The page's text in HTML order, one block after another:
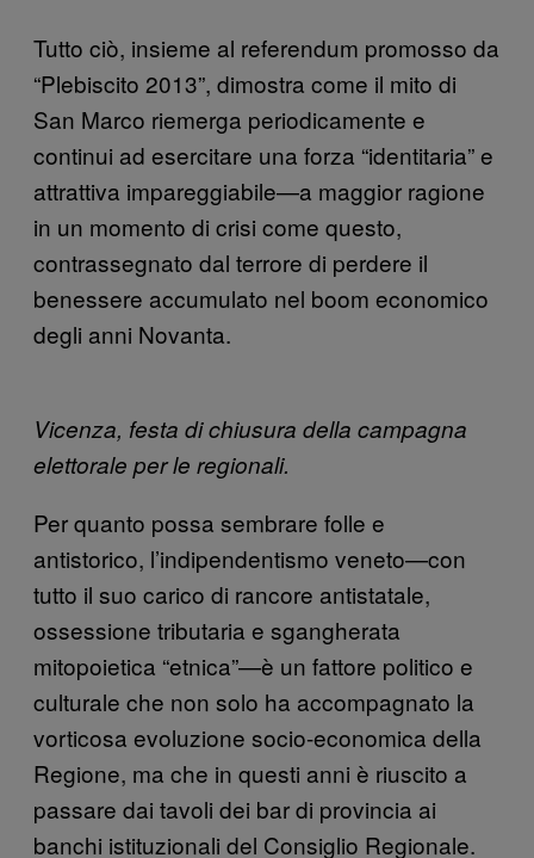
Tutto ciò, insieme al referendum promosso da
“Plebiscito 2013”, dimostra come il mito di
San Marco riemerga periodicamente e
continui ad esercitare una forza “identitaria” e
attrattiva impareggiabile—a maggior ragione
in un momento di crisi come questo,
contrassegnato dal terrore di perdere il
benessere accumulato nel boom economico
degli anni Novanta.
Vicenza, festa di chiusura della campagna
elettorale per le regionali.
Per quanto possa sembrare folle e
antistorico, l’indipendentismo veneto—con
tutto il suo carico di rancore antistatale,
ossessione tributaria e sgangherata
mitopoietica “etnica”—è un fattore politico e
culturale che non solo ha accompagnato la
vorticosa evoluzione socio-economica della
Regione, ma che in questi anni è riuscito a
passare dai tavoli dei bar di provincia ai
banchi istituzionali del Consiglio Regionale.